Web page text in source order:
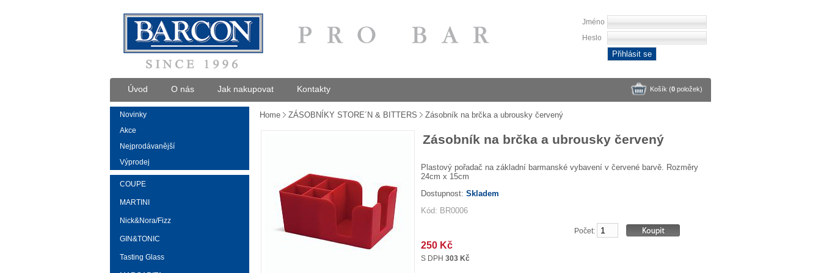
Košík (0 položek)
Jméno
Heslo
Přihlásit se
Úvod O nás Jak nakupovat Kontakty
Novinky
Akce
Nejprodávanější
Výprodej
COUPE
MARTINI
Nick&Nora/Fizz
GIN&TONIC
Tasting Glass
Home ZÁSOBNÍKY STORE´N & BITTERS Zásobník na brčka a ubrousky červený
Zásobník na brčka a ubrousky červený
Plastový pořadač na základní barmanské vybavení v červené barvě. Rozměry
24cm x 15cm
Dostupnost: Skladem
Kód: BR0006
Počet:
250 Kč
S DPH 303 Kč